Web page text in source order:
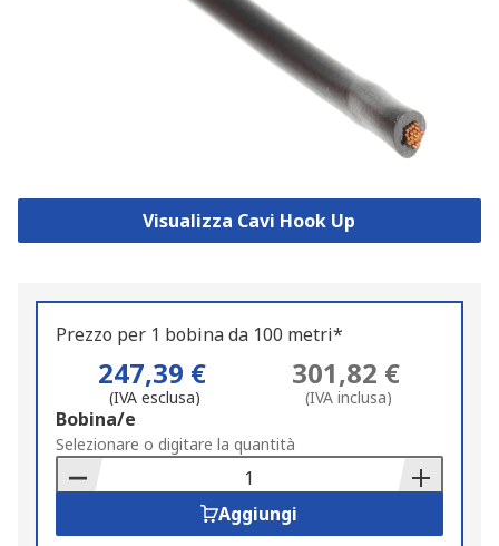
Visualizza Cavi Hook Up
Prezzo per 1 bobina da 100 metri*
247,39 €
(IVA esclusa)
301,82 €
(IVA inclusa)
Add
to
Basket
Bobina/e
Selezionare o digitare la quantità
Aggiungi